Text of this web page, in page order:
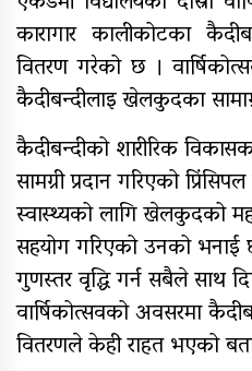
राष्ट्रपति
गर्भवतीको
आर्थिक
आजदेखि
एम्बुलेन्स
घाइते
सामुदायिक
फुटबल
कारागार कालीकोटका
वितरण गरेको छ ।
कैदीबन्दीलाइ खेलकुदका
कैदीबन्दीको शारीरिक
सामग्री प्रदान गरिएको
स्वास्थ्यको लागि खेलकुदको
सहयोग गरिएको उनको भनाई
गुणस्तर वृद्धि गर्न सबैले साथ
वार्षिकोत्सवको अवसरमा
वितरणले केही राहत भएको